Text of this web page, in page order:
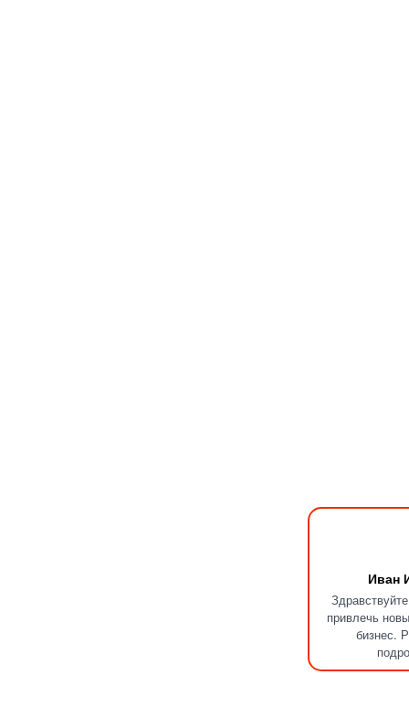
Иван
привлечь
бизнес.